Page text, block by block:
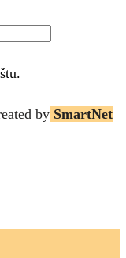
by SmartNet